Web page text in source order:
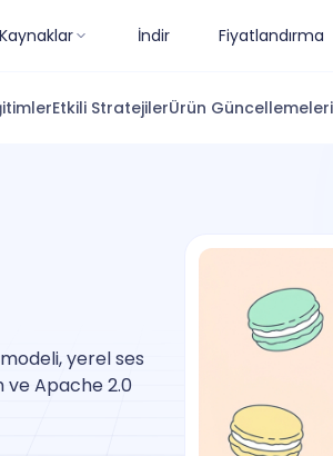
Kaynaklar İndir Fiyatlandırma
Etkili StratejilerÜrün Güncellemeleri
yerel ses
ve Apache 2.0